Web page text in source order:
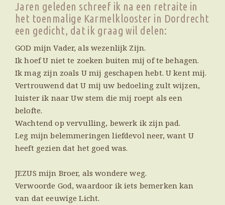
Jaren geleden schreef ik na een retraite in
het toenmalige Karmelklooster in Dordrecht
een gedicht, dat ik graag wil delen:
GOD mijn Vader, als wezenlijk Zijn.
Ik hoef U niet te zoeken buiten mij of te behagen.
Ik mag zijn zoals U mij geschapen hebt. U kent mij.
Vertrouwend dat U mij uw bedoeling zult wijzen,
luister ik naar Uw stem die mij roept als een
belofte.
Wachtend op vervulling, bewerk ik zijn pad.
Leg mijn belemmeringen liefdevol neer, want U
heeft gezien dat het goed was.
JEZUS mijn Broer, als wondere weg.
Verwoorde God, waardoor ik iets bemerken kan
van dat eeuwige Licht.